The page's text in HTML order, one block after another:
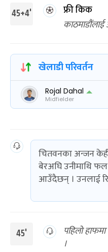
45+4'
फ्री किक
खेलाडी परिवर्तन
Rojal Dahal
Midfielder
चितवनका अन्जन
बेरअघि उनीमाथि
आउँदैछन् । उनलाई
45'
पहिलो
।